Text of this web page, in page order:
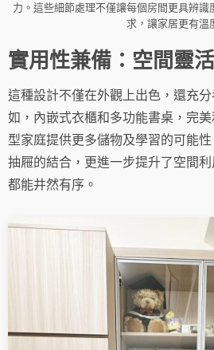
力。這些細節處理不僅讓每個房間更具辨
求，讓家居更有溫
實用性兼備：空間靈
這種設計不僅在外觀上出色，還充
如，內嵌式衣櫃和多功能書桌，完
型家庭提供更多儲物及學習的可能性
抽屜的結合，更進一步提升了空間
都能井然有序。